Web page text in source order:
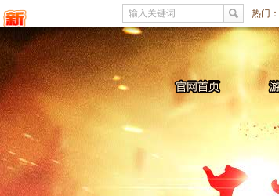
输入关键词 热门：
游戏论坛